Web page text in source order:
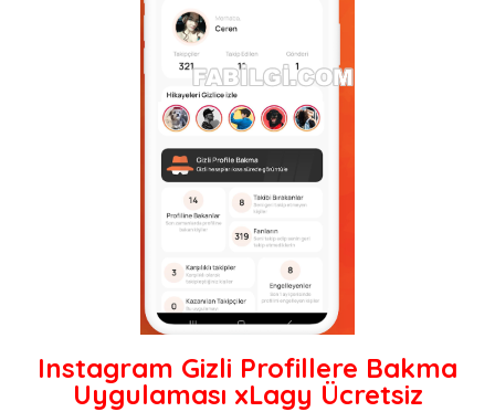
Instagram Gizli Profillere Bakma
Uygulaması xLagy Ücretsiz